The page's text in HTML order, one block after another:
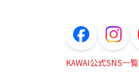
KAWAI公式SNS一覧